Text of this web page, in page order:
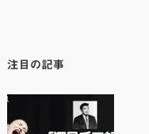
注目の記事